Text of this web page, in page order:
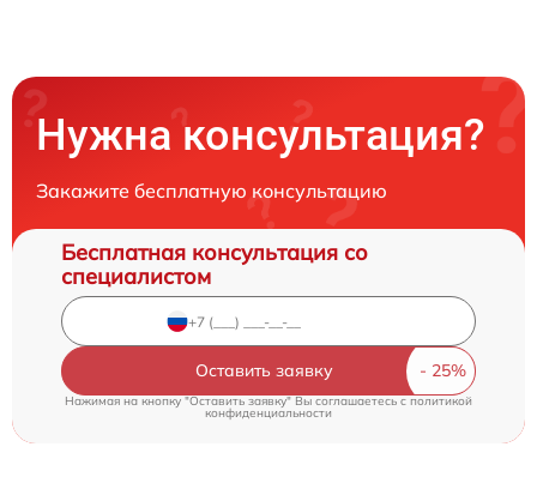
Нужна консультация?
Закажите бесплатную консультацию
Бесплатная консультация со
специалистом
Оставить заявку
Нажимая на кнопку "Оставить заявку" Вы соглашаетесь c политикой
конфиденциальности